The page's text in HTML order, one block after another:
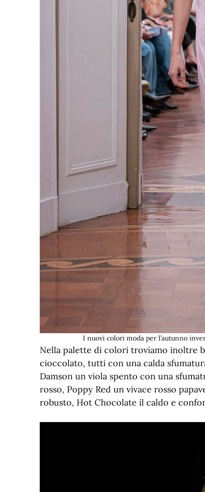
I nuovi colori moda per l’autunno
Nella palette di colori troviamo inoltre
cioccolato, tutti con una calda
Damson un viola spento con una
rosso, Poppy Red un vivace rosso
robusto, Hot Chocolate il caldo e